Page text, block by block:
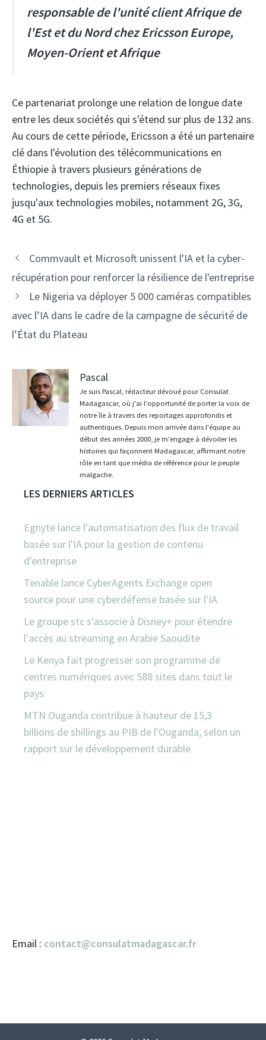
responsable de l'unité client Afrique de
l'Est et du Nord chez Ericsson Europe,
Moyen-Orient et Afrique
Ce partenariat prolonge une relation de longue date
entre les deux sociétés qui s'étend sur plus de 132 ans.
Au cours de cette période, Ericsson a été un partenaire
clé dans l'évolution des télécommunications en
Éthiopie à travers plusieurs générations de
technologies, depuis les premiers réseaux fixes
jusqu'aux technologies mobiles, notamment 2G, 3G,
4G et 5G.
Navigation
des
Commvault et Microsoft unissent l'IA et la cyber-
récupération pour renforcer la résilience de l'entreprise
Le Nigeria va déployer 5 000 caméras compatibles
avec l’IA dans le cadre de la campagne de sécurité de
l’État du Plateau
Pascal
Je suis Pascal, rédacteur dévoué pour Consulat
Madagascar, où j'ai l'opportunité de porter la voix de
notre île à travers des reportages approfondis et
authentiques. Depuis mon arrivée dans l'équipe au
début des années 2000, je m'engage à dévoiler les
histoires qui façonnent Madagascar, affirmant notre
rôle en tant que média de référence pour le peuple
malgache.
LES DERNIERS ARTICLES
Egnyte lance l'automatisation des flux de travail
basée sur l'IA pour la gestion de contenu
d'entreprise
Tenable lance CyberAgents Exchange open
source pour une cyberdéfense basée sur l'IA
Le groupe stc s'associe à Disney+ pour étendre
l'accès au streaming en Arabie Saoudite
Le Kenya fait progresser son programme de
centres numériques avec 588 sites dans tout le
pays
MTN Ouganda contribue à hauteur de 15,3
billions de shillings au PIB de l'Ouganda, selon un
rapport sur le développement durable
Email : contact@consulatmadagascar.fr